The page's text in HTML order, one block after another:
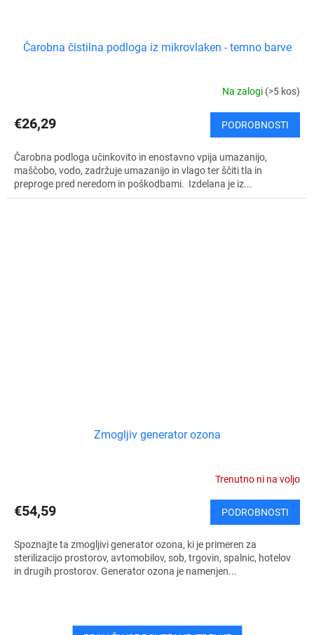
Čarobna čistilna podloga iz mikrovlaken - temno barve
Na zalogi (>5 kos)
€26,29 PODROBNOSTI
Čarobna podloga učinkovito in enostavno vpija umazanijo,
maščobo, vodo, zadržuje umazanijo in vlago ter ščiti tla in
preproge pred neredom in poškodbami. Izdelana je iz...
Zmogljiv generator ozona
Trenutno ni na voljo
€54,59 PODROBNOSTI
Spoznajte ta zmogljivi generator ozona, ki je primeren za
sterilizacijo prostorov, avtomobilov, sob, trgovin, spalnic, hotelov
in drugih prostorov. Generator ozona je namenjen...